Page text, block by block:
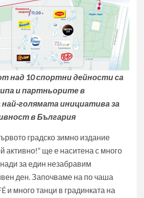
над 10 спортни дейности са
и партньорите в
голямата инициатива за
в България
градско зимно издание
активно!“ ще е наситена с много
за един незабравим
ден. Започваме на по чаша
и много танци в градинката на